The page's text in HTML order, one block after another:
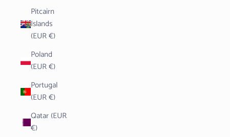
Pitcairn
Islands
(EUR €)
Poland
(EUR €)
Portugal
(EUR €)
Qatar (EUR
€)